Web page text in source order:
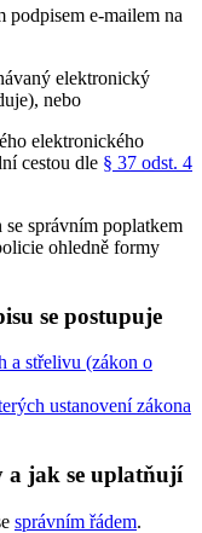
podpisem e-mailem na
elektronický
nebo
elektronického
cestou dle § 37 odst. 4
správním poplatkem
ohledně formy
se postupuje
a střelivu (zákon o
ustanovení zákona
a jak se uplatňují
správním řádem.